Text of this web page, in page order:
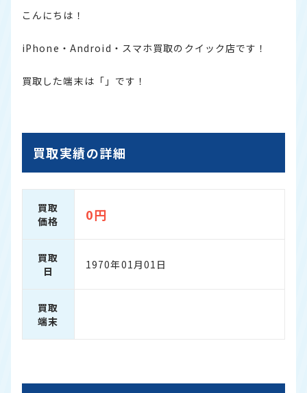
こんにちは！
iPhone・Android・スマホ買取のクイック店です！
買取した端末は「」です！
買取実績の詳細
買取
価格
0円
買取
日
1970年01月01日
買取
端末